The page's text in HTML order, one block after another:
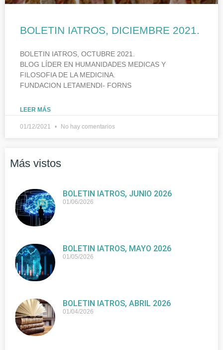
BOLETIN IATROS, DICIEMBRE 2021.
BOLETIN IATROS, OCTUBRE 2021.
BLOG LÍDER EN HUMANIDADES MEDICAS Y
FILOSOFIA DE LA MEDICINA.
FUNDACION LETAMENDI- FORNS
LEER MÁS
01/12/2021 No hay comentarios
Más vistos
BOLETIN IATROS, JUNIO 2026
01/06/2026
BOLETIN IATROS, MAYO 2026
01/05/2026
BOLETIN IATROS, ABRIL 2026
01/04/2026